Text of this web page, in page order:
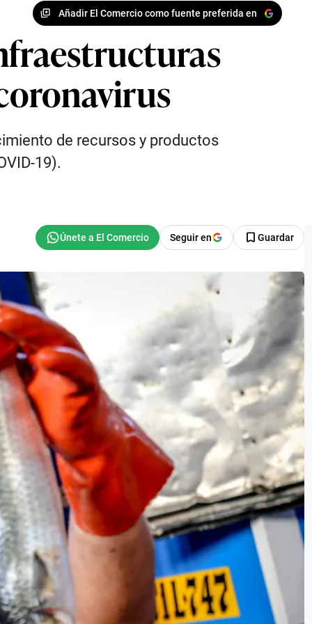
Añadir El Comercio como fuente preferida en
de recursos y productos
19).
Seguir en Guardar